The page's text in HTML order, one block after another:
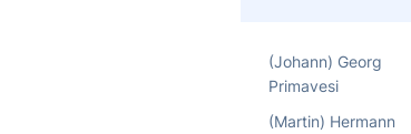
(Johann) Georg
Primavesi
(Martin) Hermann